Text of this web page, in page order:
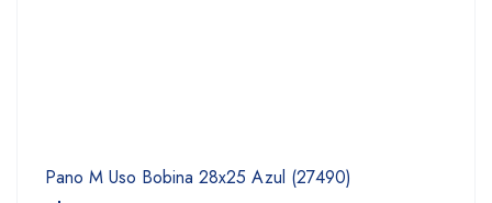
Pano M Uso Bobina 28x25 Azul (27490)